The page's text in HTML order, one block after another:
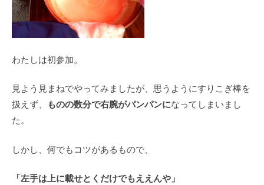
わたしは初参加。
見よう見まねでやってみましたが、思うようにすりこぎ棒を
扱えず、 ものの数分で右腕がパンパンになってしまいまし
た。
しかし、何でもコツがあるもので、
「左手は上に載せとくだけでもええんや」